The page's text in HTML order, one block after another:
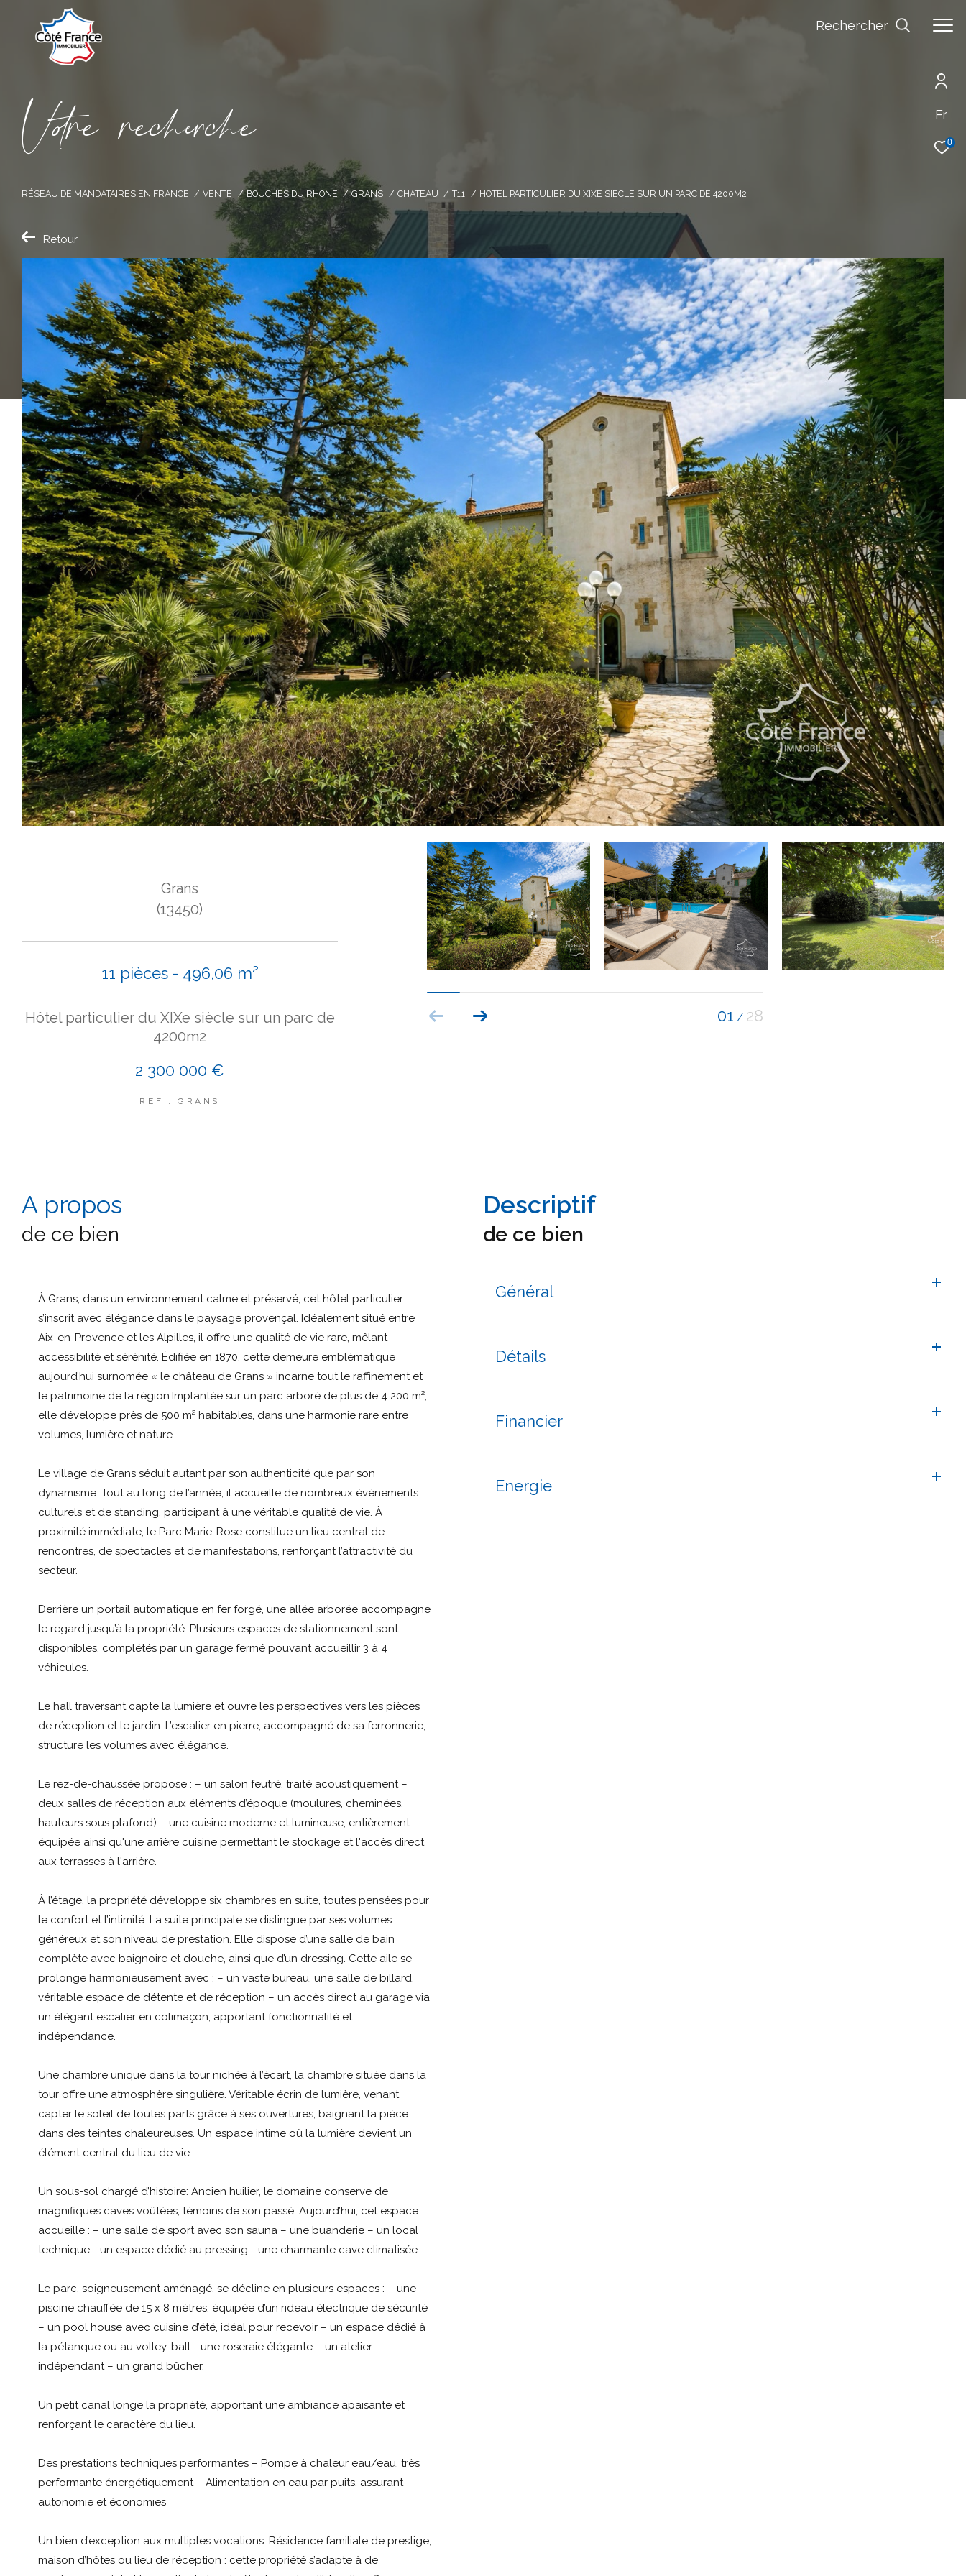
Fr
0
Rechercher
Vore recece
RÉSEAU DE MANDATAIRES EN FRANCE VENTE BOUCHES DU RHONE GRANS CHATEAU T11 HOTEL PARTICULIER DU XIXE SIECLE SUR UN PARC DE 4200M2
Retour
01 / 28
Grans
(13450)
11 pièces - 496,06 m²
Hôtel particulier du XIXe siècle sur un parc de
4200m2
2 300 000 €
REF : GRANS
a propos
de ce bien
À Grans, dans un environnement calme et préservé, cet hôtel particulier
s’inscrit avec élégance dans le paysage provençal. Idéalement situé entre
Aix-en-Provence et les Alpilles, il offre une qualité de vie rare, mêlant
accessibilité et sérénité. Édifiée en 1870, cette demeure emblématique
aujourd’hui surnomée « le château de Grans » incarne tout le raffinement et
le patrimoine de la région.Implantée sur un parc arboré de plus de 4 200 m²,
elle développe près de 500 m² habitables, dans une harmonie rare entre
volumes, lumière et nature.
Le village de Grans séduit autant par son authenticité que par son
dynamisme. Tout au long de l’année, il accueille de nombreux événements
culturels et de standing, participant à une véritable qualité de vie. À
proximité immédiate, le Parc Marie-Rose constitue un lieu central de
rencontres, de spectacles et de manifestations, renforçant l’attractivité du
secteur.
Derrière un portail automatique en fer forgé, une allée arborée accompagne
le regard jusqu’à la propriété. Plusieurs espaces de stationnement sont
disponibles, complétés par un garage fermé pouvant accueillir 3 à 4
véhicules.
Le hall traversant capte la lumière et ouvre les perspectives vers les pièces
de réception et le jardin. L’escalier en pierre, accompagné de sa ferronnerie,
structure les volumes avec élégance.
Le rez-de-chaussée propose : – un salon feutré, traité acoustiquement –
deux salles de réception aux éléments d’époque (moulures, cheminées,
hauteurs sous plafond) – une cuisine moderne et lumineuse, entièrement
équipée ainsi qu'une arrîère cuisine permettant le stockage et l'accès direct
aux terrasses à l'arrière.
À l’étage, la propriété développe six chambres en suite, toutes pensées pour
le confort et l’intimité. La suite principale se distingue par ses volumes
généreux et son niveau de prestation. Elle dispose d’une salle de bain
complète avec baignoire et douche, ainsi que d’un dressing. Cette aile se
prolonge harmonieusement avec : – un vaste bureau, une salle de billard,
véritable espace de détente et de réception – un accès direct au garage via
un élégant escalier en colimaçon, apportant fonctionnalité et
indépendance.
Une chambre unique dans la tour nichée à l’écart, la chambre située dans la
tour offre une atmosphère singulière. Véritable écrin de lumière, venant
capter le soleil de toutes parts grâce à ses ouvertures, baignant la pièce
dans des teintes chaleureuses. Un espace intime où la lumière devient un
élément central du lieu de vie.
Un sous-sol chargé d’histoire: Ancien huilier, le domaine conserve de
magnifiques caves voûtées, témoins de son passé. Aujourd’hui, cet espace
accueille : – une salle de sport avec son sauna – une buanderie – un local
technique - un espace dédié au pressing - une charmante cave climatisée.
Le parc, soigneusement aménagé, se décline en plusieurs espaces : – une
piscine chauffée de 15 x 8 mètres, équipée d’un rideau électrique de sécurité
– un pool house avec cuisine d’été, idéal pour recevoir – un espace dédié à
la pétanque ou au volley-ball - une roseraie élégante – un atelier
indépendant – un grand bûcher.
Un petit canal longe la propriété, apportant une ambiance apaisante et
renforçant le caractère du lieu.
Des prestations techniques performantes – Pompe à chaleur eau/eau, très
performante énergétiquement – Alimentation en eau par puits, assurant
autonomie et économies
Un bien d’exception aux multiples vocations: Résidence familiale de prestige,
maison d’hôtes ou lieu de réception : cette propriété s’adapte à de
descriptif
de ce bien
Général
Détails
Financier
Energie